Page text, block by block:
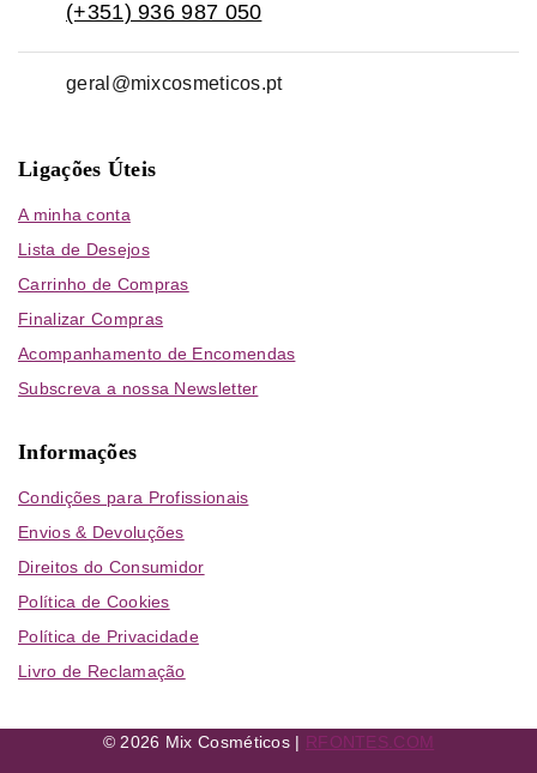
(+351) 936 987 050
geral@mixcosmeticos.pt
Ligações Úteis
A minha conta
Lista de Desejos
Carrinho de Compras
Finalizar Compras
Acompanhamento de Encomendas
Subscreva a nossa Newsletter
Informações
Condições para Profissionais
Envios & Devoluções
Direitos do Consumidor
Política de Cookies
Política de Privacidade
Livro de Reclamação
© 2026 Mix Cosméticos | RFONTES.COM